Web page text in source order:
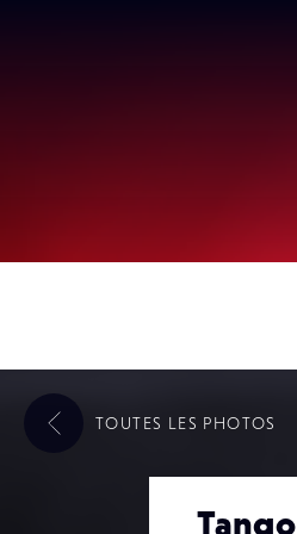
Tango
TOUTES LES PHOTOS